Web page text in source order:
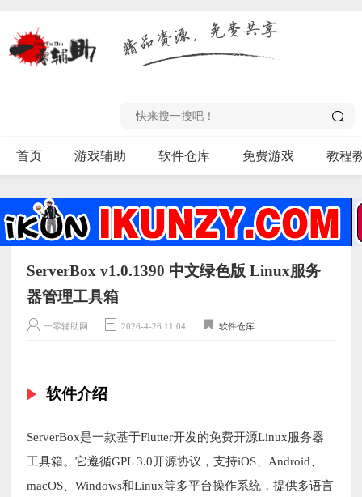
首页 游戏辅助 软件仓库 免费游戏 教程
ServerBox v1.0.1390 中文绿色版 Linux服务
器管理工具箱
一零辅助网 2026-4-26 11:04 软件仓库
软件介绍
ServerBox是一款基于Flutter开发的免费开源Linux服务器
工具箱。它遵循GPL 3.0开源协议，支持iOS、Android、
macOS、Windows和Linux等多平台操作系统，提供多语言